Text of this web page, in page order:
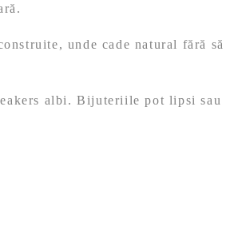
unde cade natural fără să
albi. Bijuteriile pot lipsi sau